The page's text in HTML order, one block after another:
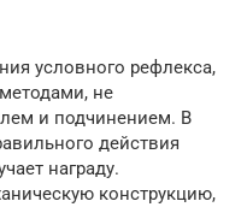
условного рефлекса,
не
и подчинением. В
действия
награду.
конструкцию,